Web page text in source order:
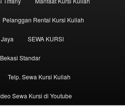
Pelanggan Rental Kursi Kuliah
SEWA KURSI
Standar
Telp. Sewa Kursi Kuliah
Sewa Kursi di Youtube